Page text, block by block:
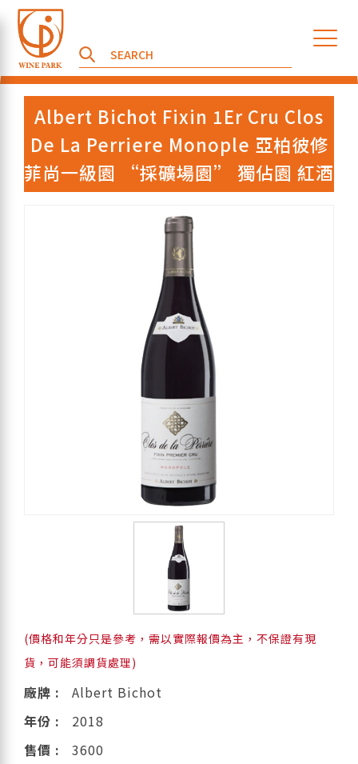
Albert Bichot Fixin 1Er Cru Clos
De La Perriere Monople 亞柏彼修
菲尚一級園 “採礦場園” 獨佔園 紅酒
(價格和年分只是參考，需以實際報價為主，不保證有現
貨，可能須調貨處理)
廠牌 :
Albert Bichot
年份 :
2018
售價 :
3600